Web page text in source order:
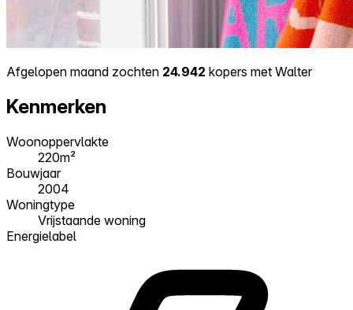
Afgelopen maand zochten 24.942 kopers met Walter
Kenmerken
Woonoppervlakte
220m²
Bouwjaar
2004
Woningtype
Vrijstaande woning
Energielabel